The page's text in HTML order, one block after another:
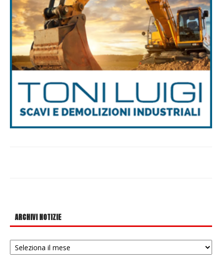
ARCHIVI NOTIZIE
Archivi
notizie